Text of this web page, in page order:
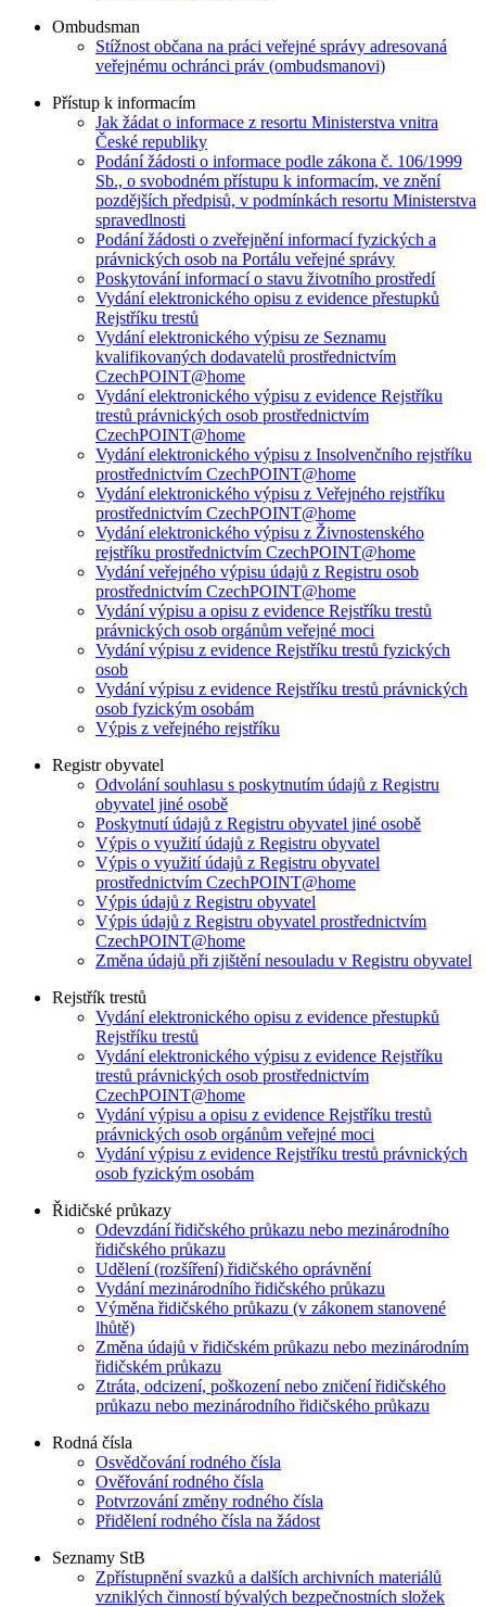
Ombudsman
Stížnost občana na práci veřejné správy adresovaná
veřejnému ochránci práv (ombudsmanovi)
Přístup k informacím
Jak žádat o informace z resortu Ministerstva vnitra
České republiky
Podání žádosti o informace podle zákona č. 106/1999
Sb., o svobodném přístupu k informacím, ve znění
pozdějších předpisů, v podmínkách resortu Ministerstva
spravedlnosti
Podání žádosti o zveřejnění informací fyzických a
právnických osob na Portálu veřejné správy
Poskytování informací o stavu životního prostředí
Vydání elektronického opisu z evidence přestupků
Rejstříku trestů
Vydání elektronického výpisu ze Seznamu
kvalifikovaných dodavatelů prostřednictvím
CzechPOINT@home
Vydání elektronického výpisu z evidence Rejstříku
trestů právnických osob prostřednictvím
CzechPOINT@home
Vydání elektronického výpisu z Insolvenčního rejstříku
prostřednictvím CzechPOINT@home
Vydání elektronického výpisu z Veřejného rejstříku
prostřednictvím CzechPOINT@home
Vydání elektronického výpisu z Živnostenského
rejstříku prostřednictvím CzechPOINT@home
Vydání veřejného výpisu údajů z Registru osob
prostřednictvím CzechPOINT@home
Vydání výpisu a opisu z evidence Rejstříku trestů
právnických osob orgánům veřejné moci
Vydání výpisu z evidence Rejstříku trestů fyzických
osob
Vydání výpisu z evidence Rejstříku trestů právnických
osob fyzickým osobám
Výpis z veřejného rejstříku
Registr obyvatel
Odvolání souhlasu s poskytnutím údajů z Registru
obyvatel jiné osobě
Poskytnutí údajů z Registru obyvatel jiné osobě
Výpis o využití údajů z Registru obyvatel
Výpis o využití údajů z Registru obyvatel
prostřednictvím CzechPOINT@home
Výpis údajů z Registru obyvatel
Výpis údajů z Registru obyvatel prostřednictvím
CzechPOINT@home
Změna údajů při zjištění nesouladu v Registru obyvatel
Rejstřík trestů
Vydání elektronického opisu z evidence přestupků
Rejstříku trestů
Vydání elektronického výpisu z evidence Rejstříku
trestů právnických osob prostřednictvím
CzechPOINT@home
Vydání výpisu a opisu z evidence Rejstříku trestů
právnických osob orgánům veřejné moci
Vydání výpisu z evidence Rejstříku trestů právnických
osob fyzickým osobám
Řidičské průkazy
Odevzdání řidičského průkazu nebo mezinárodního
řidičského průkazu
Udělení (rozšíření) řidičského oprávnění
Vydání mezinárodního řidičského průkazu
Výměna řidičského průkazu (v zákonem stanovené
lhůtě)
Změna údajů v řidičském průkazu nebo mezinárodním
řidičském průkazu
Ztráta, odcizení, poškození nebo zničení řidičského
průkazu nebo mezinárodního řidičského průkazu
Rodná čísla
Osvědčování rodného čísla
Ověřování rodného čísla
Potvrzování změny rodného čísla
Přidělení rodného čísla na žádost
Seznamy StB
Zpřístupnění svazků a dalších archivních materiálů
vzniklých činností bývalých bezpečnostních složek